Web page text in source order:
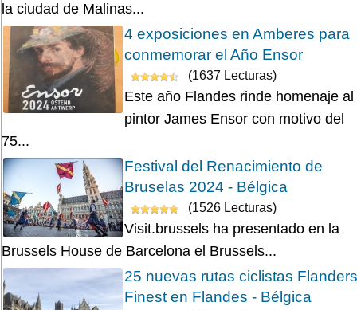
la ciudad de Malinas...
4 exposiciones en Amberes para
conmemorar el Año Ensor
(1637 Lecturas)
Este año Flandes rinde homenaje al
pintor James Ensor con motivo del
75...
Festival del Renacimiento de
Bruselas 2024 - Bélgica
(1526 Lecturas)
Visit.brussels ha presentado en la
Brussels House de Barcelona el Brussels...
25 nuevas rutas ciclistas Flanders
Finest en Flandes - Bélgica